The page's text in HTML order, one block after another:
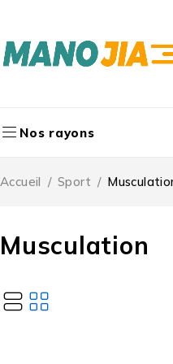
Nos rayons
Musculation
Accueil / Sport /